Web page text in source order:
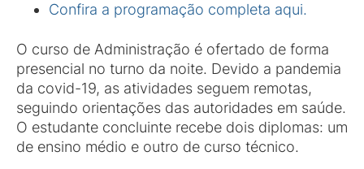
Confira a programação completa aqui.
O curso de Administração é ofertado de forma
presencial no turno da noite. Devido a pandemia
da covid-19, as atividades seguem remotas,
seguindo orientações das autoridades em saúde.
O estudante concluinte recebe dois diplomas: um
de ensino médio e outro de curso técnico.